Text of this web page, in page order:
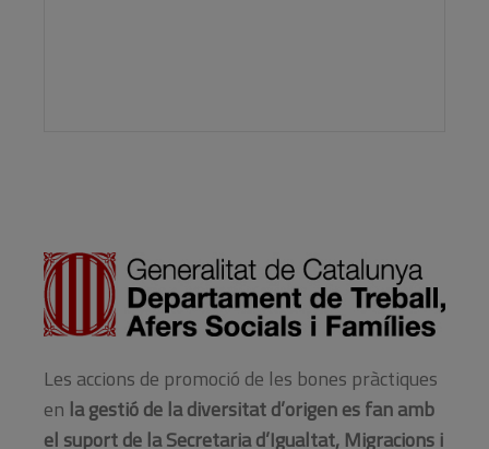
Les accions de promoció de les bones pràctiques
en la gestió de la diversitat d’origen es fan amb
el suport de la Secretaria d’Igualtat, Migracions i